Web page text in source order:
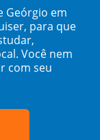
Geórgio em
para que
Você nem
com seu